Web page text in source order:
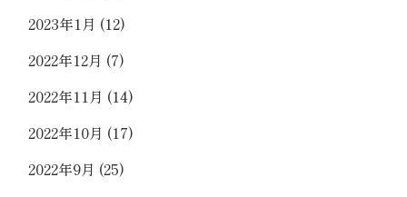
2023年1月 (12)
2022年12月 (7)
2022年11月 (14)
2022年10月 (17)
2022年9月 (25)